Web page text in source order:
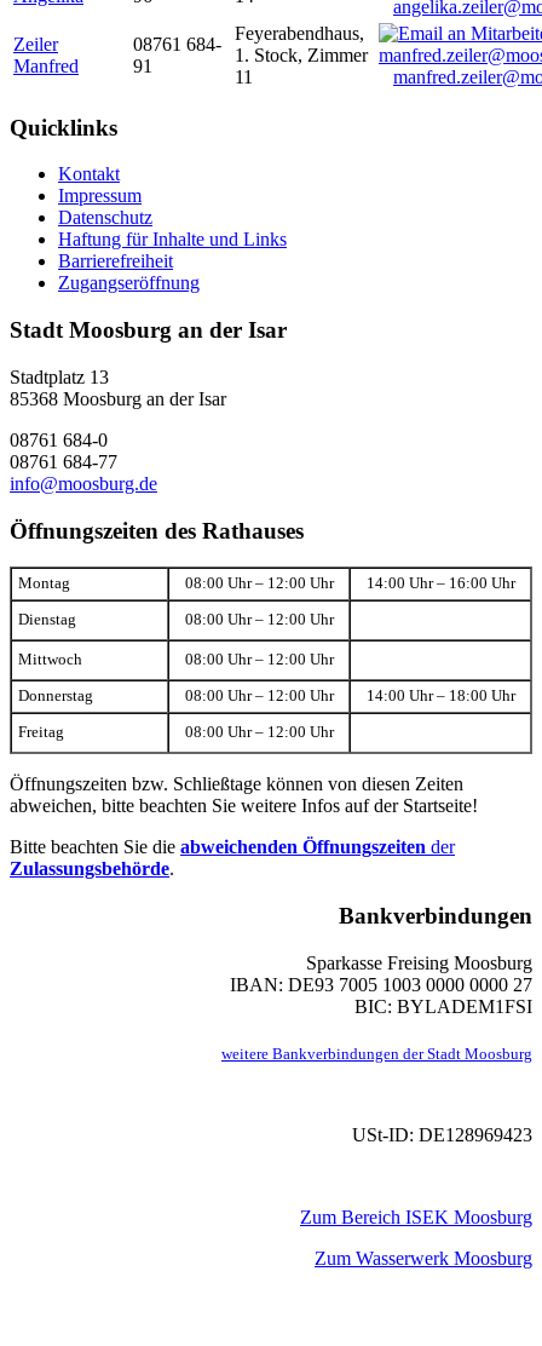
Zeiler
Manfred
08761 684-
91
Feyerabendhaus,
1. Stock, Zimmer
11
Quicklinks
Kontakt
Impressum
Datenschutz
Haftung für Inhalte und Links
Barrierefreiheit
Zugangseröffnung
Stadt Moosburg an der Isar
Stadtplatz 13
85368 Moosburg an der Isar
08761 684-0
08761 684-77
info@moosburg.de
Öffnungszeiten des Rathauses
Montag 08:00 Uhr – 12:00 Uhr 14:00 Uhr – 16:00 Uhr
Dienstag 08:00 Uhr – 12:00 Uhr
Mittwoch 08:00 Uhr – 12:00 Uhr
Donnerstag 08:00 Uhr – 12:00 Uhr 14:00 Uhr – 18:00 Uhr
Freitag 08:00 Uhr – 12:00 Uhr
Öffnungszeiten bzw. Schließtage können von diesen Zeiten
abweichen, bitte beachten Sie weitere Infos auf der Startseite!
Bitte beachten Sie die abweichenden Öffnungszeiten der
Zulassungsbehörde.
Bankverbindungen
Sparkasse Freising Moosburg
IBAN: DE93 7005 1003 0000 0000 27
BIC: BYLADEM1FSI
weitere Bankverbindungen der Stadt Moosburg
USt-ID: DE128969423
Zum Bereich ISEK Moosburg
Zum Wasserwerk Moosburg